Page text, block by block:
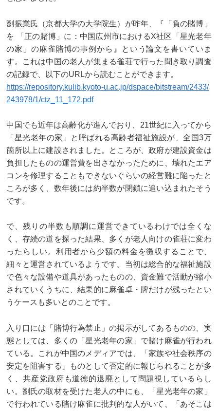
劉振業氏（京都大学の大学院生）が昨年、『「負の賭博」
を 「正の賭博」に：中国広州市におけるX社区「星光老年
の家」の麻雀賭博の事例から』という論文を書いていま
す。これは中国の老人が集まる雀荘で行った聞き取り調査
の記録で、以下のURLから読むことができます。
https://repository.kulib.kyoto-u.ac.jp/dspace/bitstream/2433/
243978/1/ctz_11_172.pdf
中国でも近年は高齢化が進んでおり、21世紀に入ってから
「星光老年の家」と呼ばれる高齢者福祉施設が、全国3万
箇所以上に建設されました。ところが、政府が建設資金は
負担したものの運営費を出さなかったために、壊れたエア
コンを修理することもできないぐらいの経営難に陥ったと
ころが多く、数年後には約半数が閉鎖に追い込まれたそう
です。
で、残りの半数も順調に運営できているわけでは全くな
く、存続の道を探った結果、多くが老人向けの雀荘に変わ
ったらしい。利用者から少額の料金を徴収することで、
細々と運営されているようです。当初は総合的な福祉施設
で色々な設備や道具があったものの、資金難で活動が縮小
されていくうちに、結果的に麻雀卓・牌だけが残ったとい
うケースも多いとのことです。
入り口には「賭博行為禁止」の掲示がしてあるものの、実
態としては、多くの「星光老年の家」で賭け麻雀が行われ
ている。これが中国のメディアでは、「家族や社会秩序の
安定を阻害する」ものとして否定的に報じられることが多
く、共産党政府も道徳的退廃として問題視しているらし
い。劉氏の取材を受けた老人の中にも、「星光老年の家」
で行われている賭け麻雀に批判的な人がいて、「あそこは